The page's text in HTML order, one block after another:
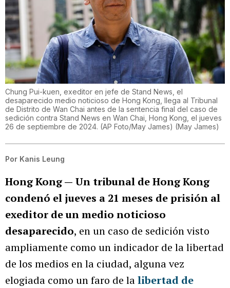
Chung Pui-kuen, exeditor en jefe de Stand News, el
desaparecido medio noticioso de Hong Kong, llega al Tribunal
de Distrito de Wan Chai antes de la sentencia final del caso de
sedición contra Stand News en Wan Chai, Hong Kong, el jueves
26 de septiembre de 2024. (AP Foto/May James) (May James)
Por Kanis Leung
Hong Kong — Un tribunal de Hong Kong
condenó el jueves a 21 meses de prisión al
exeditor de un medio noticioso
desaparecido, en un caso de sedición visto
ampliamente como un indicador de la libertad
de los medios en la ciudad, alguna vez
elogiada como un faro de lalibertad de